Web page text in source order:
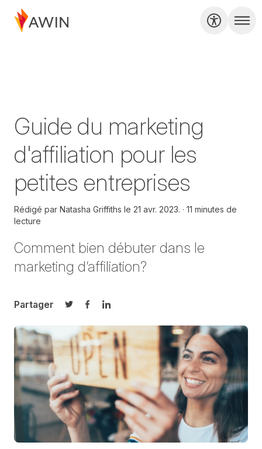
Guide du marketing
d'affiliation pour les
petites entreprises
Rédigé par Natasha Griffiths le 21 avr. 2023.
11 minutes de
lecture
Comment bien débuter dans le
marketing d’affiliation?
Partager
Partager sur Twitter
Partager sur Facebook
Partager sur LinkedIn